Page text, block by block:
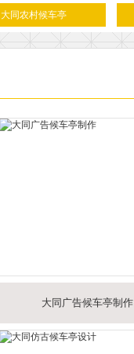
大同农村候车亭
大同广告候车亭制作